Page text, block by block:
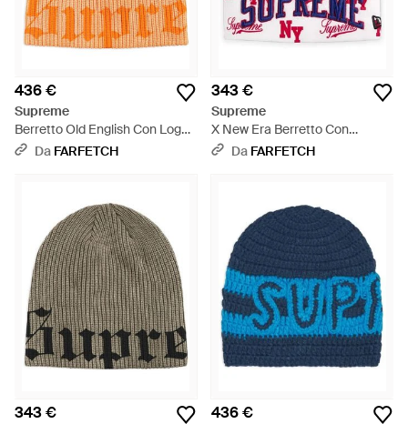
436 €
Supreme
Berretto Old English Con Logo -
Arancione
Da FARFETCH
343 €
Supreme
X New Era Berretto Con
Monogramma - Rosa
Da FARFETCH
343 € 436 €